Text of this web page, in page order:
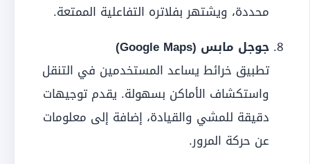
محددة، ويشتهر بفلاتره التفاعلية الممتعة.
جوجل مابس (Google Maps)
تطبيق خرائط يساعد المستخدمين في التنقل
واستكشاف الأماكن بسهولة. يقدم توجيهات
دقيقة للمشي والقيادة، إضافة إلى معلومات
عن حركة المرور.